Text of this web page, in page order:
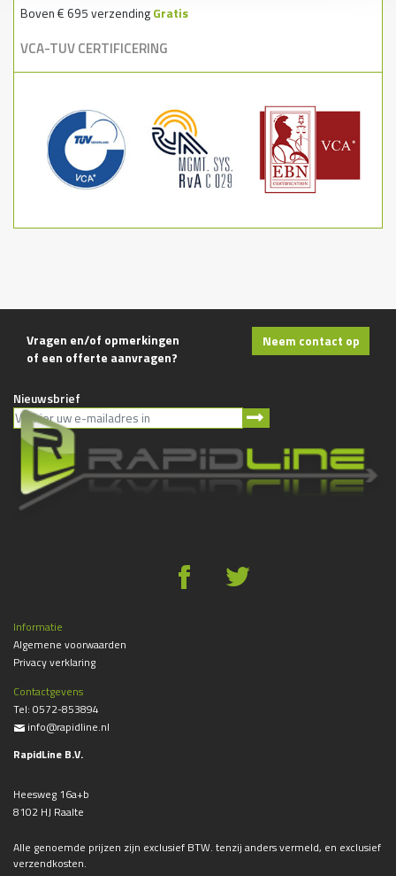
Boven € 695 verzendingGratis
VCA-TUV CERTIFICERING
Vragen en/of opmerkingen
of een offerte aanvragen?
Neem contact op
Nieuwsbrief
g *
Informatie
Algemene voorwaarden
Privacy verklaring
Contactgevens
Tel: 0572-853894
% info@rapidline.nl
RapidLine B.V.
Heesweg 16a+b
8102 HJ Raalte
Alle genoemde prijzen zijn exclusief BTW. tenzij anders vermeld, en exclusief
verzendkosten.